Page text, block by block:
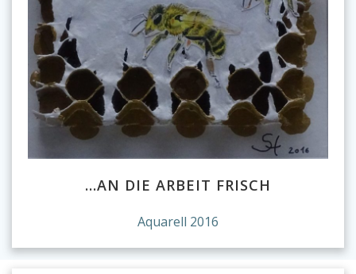
…AN DIE ARBEIT FRISCH
Aquarell 2016